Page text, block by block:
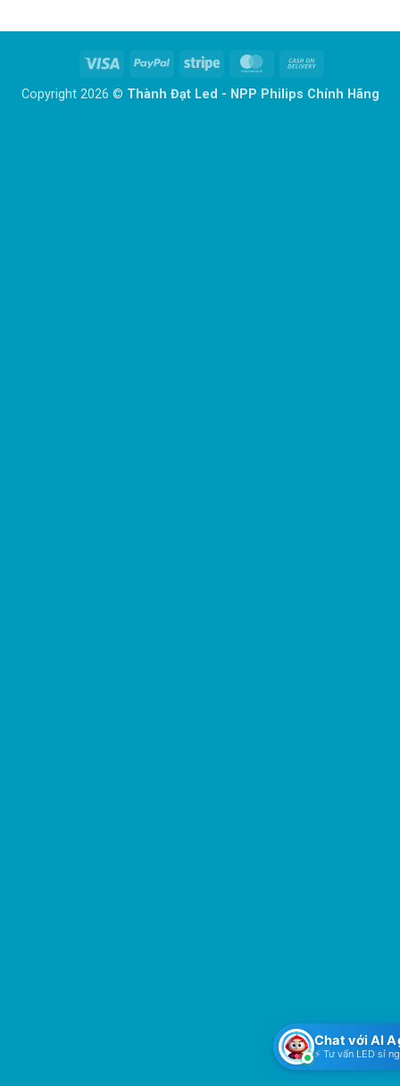
Visa PayPal Stripe MasterCard
Delivery
Copyright 2026 © Thành Đạt Led - NPP Philips Chính Hãng
Chat với AI
⚡ Tư vấn LED sỉ